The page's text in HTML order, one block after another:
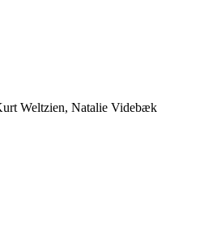
Weltzien, Natalie Videbæk